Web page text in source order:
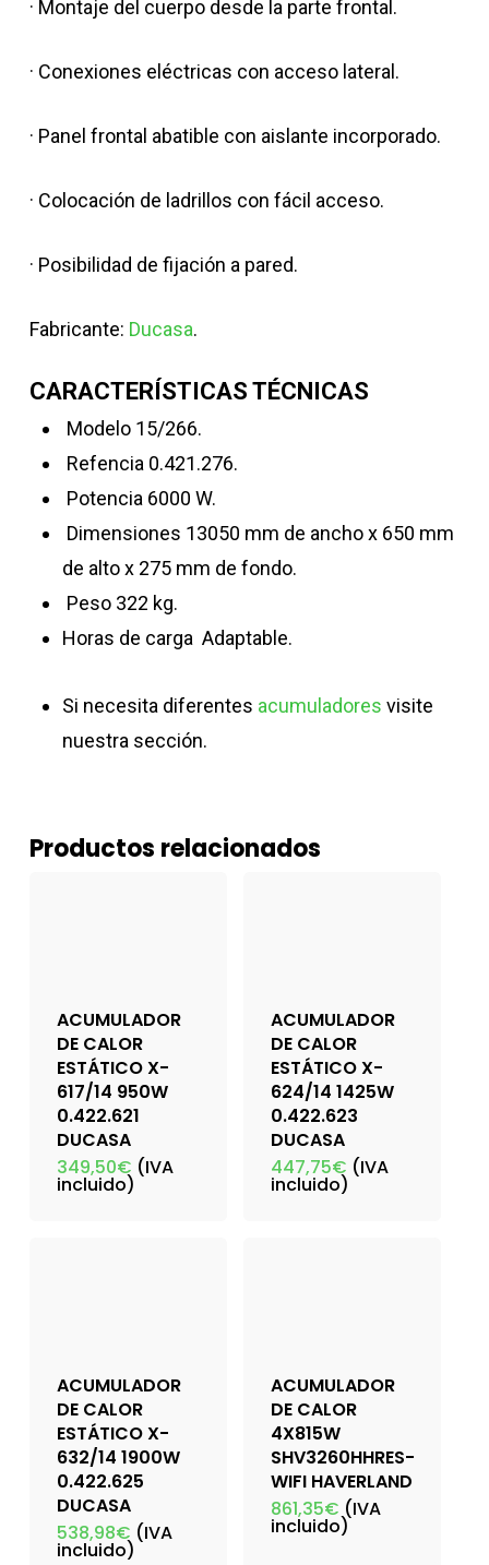
· Montaje del cuerpo desde la parte frontal.
· Conexiones eléctricas con acceso lateral.
· Panel frontal abatible con aislante incorporado.
· Colocación de ladrillos con fácil acceso.
· Posibilidad de fijación a pared.
Fabricante: Ducasa.
CARACTERÍSTICAS TÉCNICAS
Modelo 15/266.
Refencia 0.421.276.
Potencia 6000 W.
Dimensiones 13050 mm de ancho x 650 mm
de alto x 275 mm de fondo.
Peso 322 kg.
Horas de carga Adaptable.
Si necesita diferentes acumuladores visite
nuestra sección.
Productos relacionados
ACUMULADOR
DE CALOR
ESTÁTICO X-
617/14 950W
0.422.621
DUCASA
349,50€ (IVA
incluido)
ACUMULADOR
DE CALOR
ESTÁTICO X-
624/14 1425W
0.422.623
DUCASA
447,75€ (IVA
incluido)
ACUMULADOR
DE CALOR
ESTÁTICO X-
632/14 1900W
0.422.625
DUCASA
538,98€ (IVA
incluido)
ACUMULADOR
DE CALOR
4X815W
SHV3260HHRES-
WIFI HAVERLAND
861,35€ (IVA
incluido)